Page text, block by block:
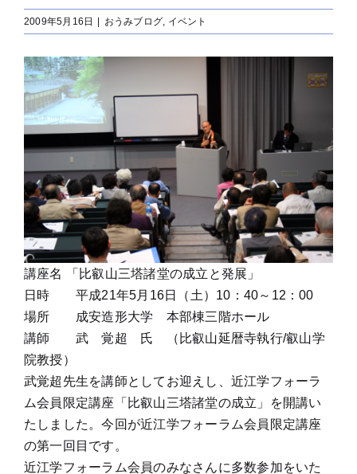
2009年5月16日 おうみブログ, イベント
講座名 「比叡山三塔諸堂の成立と発展」
日時 平成21年5月16日（土）10：40～12：00
場所 成安造形大学 本部棟三階ホール
講師 武 覚超 氏 （比叡山延暦寺執行/叡山学
院教授）
武覚超先生を講師としてお迎えし、近江学フォーラ
ム会員限定講座「比叡山三塔諸堂の成立」を開講い
たしました。今回が近江学フォーラム会員限定講座
の第一回目です。
近江学フォーラム会員のみなさんに多数参加をいた